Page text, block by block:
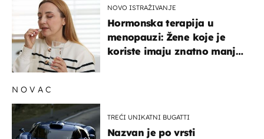
NOVO ISTRAŽIVANJE
Hormonska terapija u
menopauzi: Žene koje je
koriste imaju znatno manji
NOVAC
TREĆI UNIKATNI BUGATTI
Nazvan je po vrsti